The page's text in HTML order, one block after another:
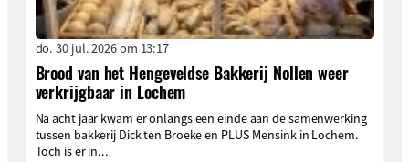
do. 30 jul. 2026 om 13:17
Brood van het Hengeveldse Bakkerij Nollen weer
verkrijgbaar in Lochem
Na acht jaar kwam er onlangs een einde aan de samenwerking
tussen bakkerij Dick ten Broeke en PLUS Mensink in Lochem.
Toch is er in...